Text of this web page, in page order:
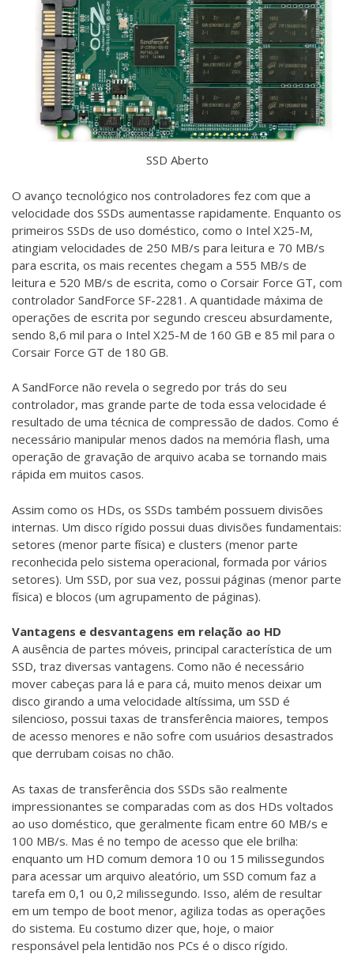
SSD Aberto
O avanço tecnológico nos controladores fez com que a
velocidade dos SSDs aumentasse rapidamente. Enquanto os
primeiros SSDs de uso doméstico, como o Intel X25-M,
atingiam velocidades de 250 MB/s para leitura e 70 MB/s
para escrita, os mais recentes chegam a 555 MB/s de
leitura e 520 MB/s de escrita, como o Corsair Force GT, com
controlador SandForce SF-2281. A quantidade máxima de
operações de escrita por segundo cresceu absurdamente,
sendo 8,6 mil para o Intel X25-M de 160 GB e 85 mil para o
Corsair Force GT de 180 GB.
A SandForce não revela o segredo por trás do seu
controlador, mas grande parte de toda essa velocidade é
resultado de uma técnica de compressão de dados. Como é
necessário manipular menos dados na memória flash, uma
operação de gravação de arquivo acaba se tornando mais
rápida em muitos casos.
Assim como os HDs, os SSDs também possuem divisões
internas. Um disco rígido possui duas divisões fundamentais:
setores (menor parte física) e clusters (menor parte
reconhecida pelo sistema operacional, formada por vários
setores). Um SSD, por sua vez, possui páginas (menor parte
física) e blocos (um agrupamento de páginas).
Vantagens e desvantagens em relação ao HD
A ausência de partes móveis, principal característica de um
SSD, traz diversas vantagens. Como não é necessário
mover cabeças para lá e para cá, muito menos deixar um
disco girando a uma velocidade altíssima, um SSD é
silencioso, possui taxas de transferência maiores, tempos
de acesso menores e não sofre com usuários desastrados
que derrubam coisas no chão.
As taxas de transferência dos SSDs são realmente
impressionantes se comparadas com as dos HDs voltados
ao uso doméstico, que geralmente ficam entre 60 MB/s e
100 MB/s. Mas é no tempo de acesso que ele brilha:
enquanto um HD comum demora 10 ou 15 milissegundos
para acessar um arquivo aleatório, um SSD comum faz a
tarefa em 0,1 ou 0,2 milissegundo. Isso, além de resultar
em um tempo de boot menor, agiliza todas as operações
do sistema. Eu costumo dizer que, hoje, o maior
responsável pela lentidão nos PCs é o disco rígido.